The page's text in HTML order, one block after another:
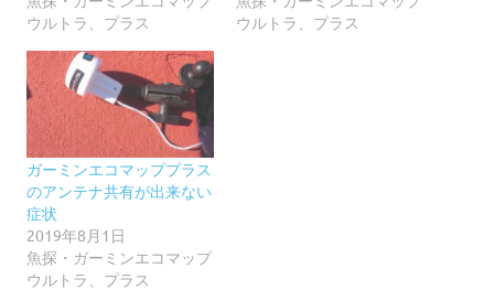
ウルトラ、プラス
ウルトラ、プラス
ガーミンエコマッププラス
のアンテナ共有が出来ない
症状
2019年8月1日
魚探・ガーミンエコマップ
ウルトラ、プラス